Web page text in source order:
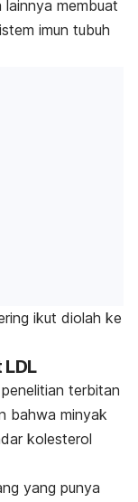
membuat
imun tubuh
ikut diolah ke
terbitan
bahwa minyak
kolesterol
yang punya